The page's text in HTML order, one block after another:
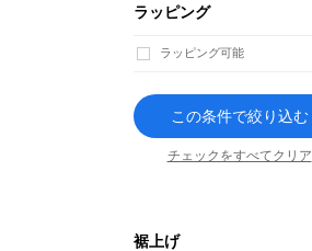
ラッピング
ラッピング可能
この条件で絞り込む
チェックをすべてクリア
裾上げ